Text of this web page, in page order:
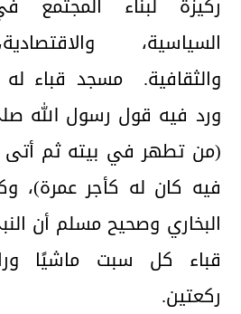
السياسية،
والثقافية. مسجد قباء
ورد فيه قول رسول الله
(من تطهر في بيته ثم
فيه كان له كأجر عمرة)،
البخاري وصحيح مسلم أن
قباء كل سبت ماشيًا
ركعتين.